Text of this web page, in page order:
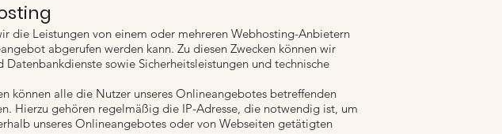
die Leistungen von einem oder mehreren Webhosting-Anbietern
abgerufen werden kann. Zu diesen Zwecken können wir
sowie Sicherheitsleistungen und technische
können alle die Nutzer unseres Onlineangebotes betreffenden
Hierzu gehören regelmäßig die IP-Adresse, die notwendig ist, um
unseres Onlineangebotes oder von Webseiten getätigten